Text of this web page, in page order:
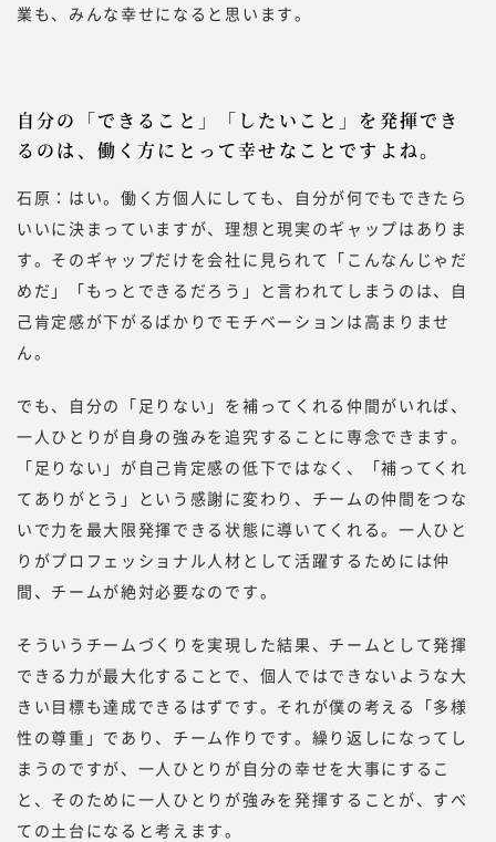
業も、みんな幸せになると思います。
自分の「できること」「したいこと」を発揮でき
るのは、働く方にとって幸せなことですよね。
石原：はい。働く方個人にしても、自分が何でもできたら
いいに決まっていますが、理想と現実のギャップはありま
す。そのギャップだけを会社に見られて「こんなんじゃだ
めだ」「もっとできるだろう」と言われてしまうのは、自
己肯定感が下がるばかりでモチベーションは高まりませ
ん。
でも、自分の「足りない」を補ってくれる仲間がいれば、
一人ひとりが自身の強みを追究することに専念できます。
「足りない」が自己肯定感の低下ではなく、「補ってくれ
てありがとう」という感謝に変わり、チームの仲間をつな
いで力を最大限発揮できる状態に導いてくれる。一人ひと
りがプロフェッショナル人材として活躍するためには仲
間、チームが絶対必要なのです。
そういうチームづくりを実現した結果、チームとして発揮
できる力が最大化することで、個人ではできないような大
きい目標も達成できるはずです。それが僕の考える「多様
性の尊重」であり、チーム作りです。繰り返しになってし
まうのですが、一人ひとりが自分の幸せを大事にするこ
と、そのために一人ひとりが強みを発揮することが、すべ
ての土台になると考えます。